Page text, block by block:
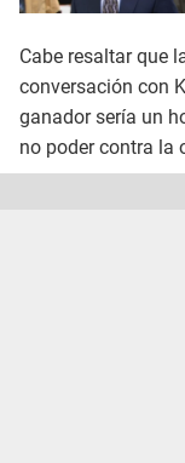
Cabe resaltar que
conversación con
ganador sería un
no poder contra la